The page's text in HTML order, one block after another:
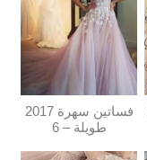
فساتين سهرة 2017
طويلة – 6